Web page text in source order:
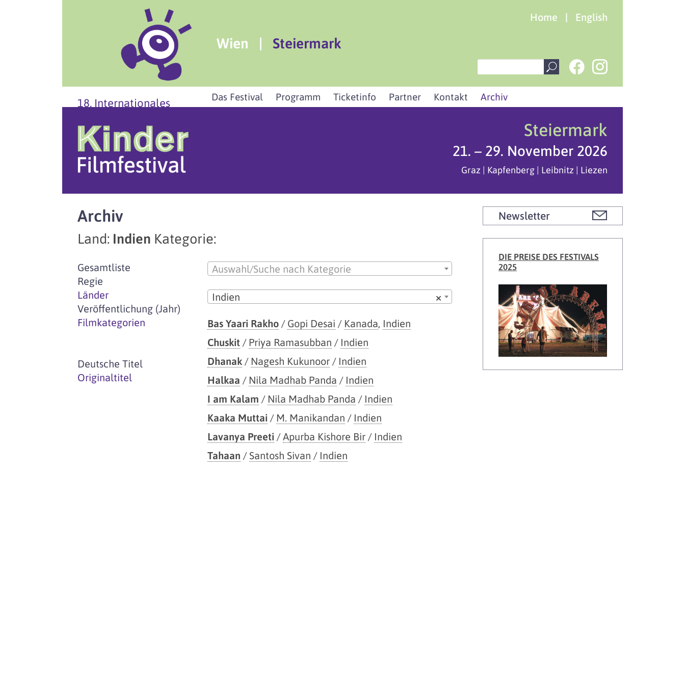
Home | English
Wien | Steiermark
18. Internationales Das Festival Programm Ticketinfo Partner Kontakt Archiv
Steiermark
21. – 29. November 2026
Graz | Kapfenberg | Leibnitz | Liezen
Archiv
Land: Indien Kategorie:
Gesamtliste
Regie
Länder
Veröffentlichung (Jahr)
Filmkategorien
Deutsche Titel
Originaltitel
Auswahl/Suche nach Kategorie
×
Indien
Bas Yaari Rakho / Gopi Desai / Kanada Indien
Chuskit / Priya Ramasubban / Indien
Dhanak / Nagesh Kukunoor / Indien
Halkaa / Nila Madhab Panda / Indien
I am Kalam / Nila Madhab Panda / Indien
Kaaka Muttai / M. Manikandan / Indien
Lavanya Preeti / Apurba Kishore Bir / Indien
Tahaan / Santosh Sivan / Indien
Newsletter
DIE PREISE DES FESTIVALS
2025